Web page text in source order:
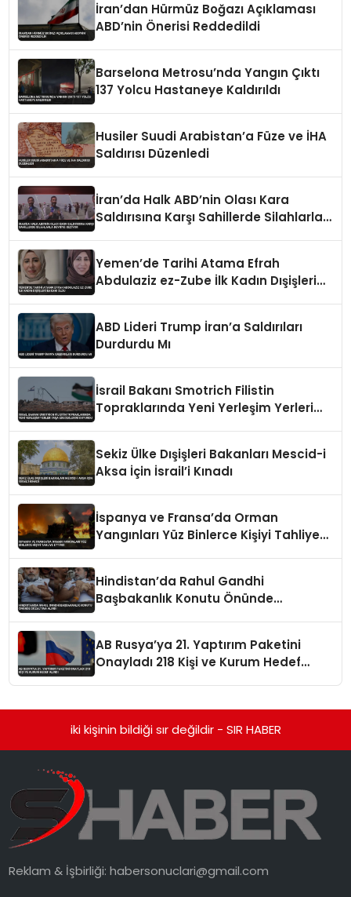
İran’dan Hürmüz Boğazı Açıklaması
ABD’nin Önerisi Reddedildi
Barselona Metrosu’nda Yangın Çıktı
137 Yolcu Hastaneye Kaldırıldı
Husiler Suudi Arabistan’a Füze ve İHA
Saldırısı Düzenledi
İran’da Halk ABD’nin Olası Kara
Saldırısına Karşı Sahillerde Silahlarla
Yemen’de Tarihi Atama Efrah
Abdulaziz ez-Zube İlk Kadın Dışişleri
ABD Lideri Trump İran’a Saldırıları
Durdurdu Mı
İsrail Bakanı Smotrich Filistin
Topraklarında Yeni Yerleşim Yerleri
Sekiz Ülke Dışişleri Bakanları Mescid-i
Aksa İçin İsrail’i Kınadı
İspanya ve Fransa’da Orman
Yangınları Yüz Binlerce Kişiyi Tahliye
Hindistan’da Rahul Gandhi
Başbakanlık Konutu Önünde
AB Rusya’ya 21. Yaptırım Paketini
Onayladı 218 Kişi ve Kurum Hedef
iki kişinin bildiği sır değildir - SIR HABER
Reklam & İşbirliği:habersonuclari@gmail.com